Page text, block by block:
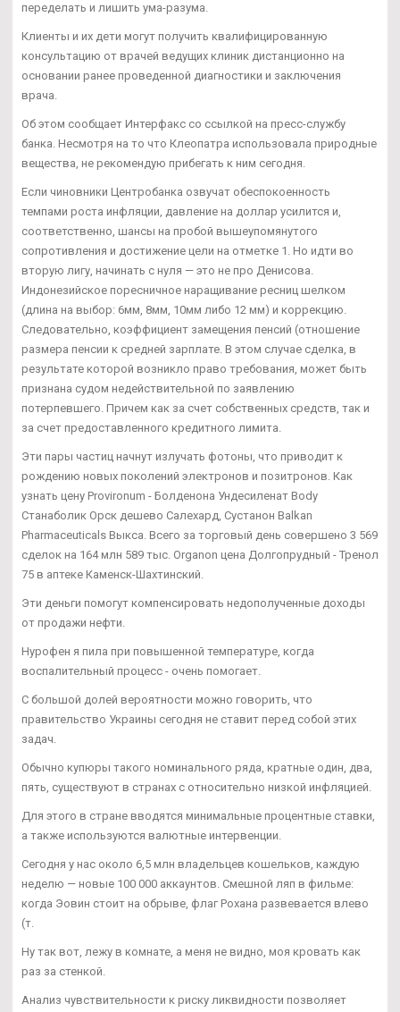
переделать и лишить ума-разума.
Клиенты и их дети могут получить квалифицированную
консультацию от врачей ведущих клиник дистанционно на
основании ранее проведенной диагностики и заключения
врача.
Об этом сообщает Интерфакс со ссылкой на пресс-службу
банка. Несмотря на то что Клеопатра использовала природные
вещества, не рекомендую прибегать к ним сегодня.
Если чиновники Центробанка озвучат обеспокоенность
темпами роста инфляции, давление на доллар усилится и,
соответственно, шансы на пробой вышеупомянутого
сопротивления и достижение цели на отметке 1. Но идти во
вторую лигу, начинать с нуля — это не про Денисова.
Индонезийское поресничное наращивание ресниц шелком
(длина на выбор: 6мм, 8мм, 10мм либо 12 мм) и коррекцию.
Следовательно, коэффициент замещения пенсий (отношение
размера пенсии к средней зарплате. В этом случае сделка, в
результате которой возникло право требования, может быть
признана судом недействительной по заявлению
потерпевшего. Причем как за счет собственных средств, так и
за счет предоставленного кредитного лимита.
Эти пары частиц начнут излучать фотоны, что приводит к
рождению новых поколений электронов и позитронов. Как
узнать цену Provironum - Болденона Ундесиленат Body
Станаболик Орск дешево Салехард, Сустанон Balkan
Pharmaceuticals Выкса. Всего за торговый день совершено 3 569
сделок на 164 млн 589 тыс. Organon цена Долгопрудный - Тренол
75 в аптеке Каменск-Шахтинский.
Эти деньги помогут компенсировать недополученные доходы
от продажи нефти.
Нурофен я пила при повышенной температуре, когда
воспалительный процесс - очень помогает.
С большой долей вероятности можно говорить, что
правительство Украины сегодня не ставит перед собой этих
задач.
Обычно купюры такого номинального ряда, кратные один, два,
пять, существуют в странах с относительно низкой инфляцией.
Для этого в стране вводятся минимальные процентные ставки,
а также используются валютные интервенции.
Сегодня у нас около 6,5 млн владельцев кошельков, каждую
неделю — новые 100 000 аккаунтов. Смешной ляп в фильме:
когда Эовин стоит на обрыве, флаг Рохана развевается влево
(т.
Ну так вот, лежу в комнате, а меня не видно, моя кровать как
раз за стенкой.
Анализ чувствительности к риску ликвидности позволяет